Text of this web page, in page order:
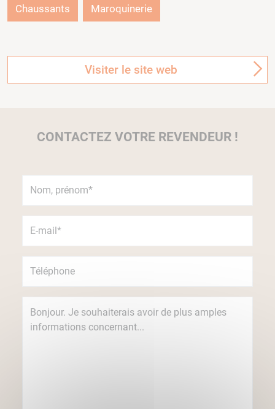
Chaussants Maroquinerie
Visiter le site web
CONTACTEZ VOTRE REVENDEUR !